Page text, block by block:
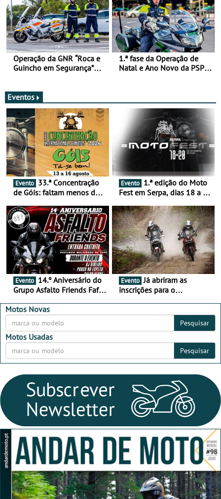
Operação da GNR “Roca e
Guincho em Segurança”
1.ª fase da Operação de
Natal e Ano Novo da PSP e
Eventos
Evento
de Góis: faltam menos de
16 de agosto
Evento
Fest em Serpa, dias 18 a 20
duas rodas invade o Baixo
Alentejo
Evento
Grupo Asfalto Friends Fafe,
2026
Evento Já abriram as
inscrições para o
Motos Novas
Pesquisar
Motos Usadas
Pesquisar